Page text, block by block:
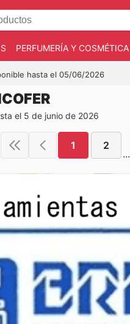
PERFUMERÍA Y COSMÉTICA
hasta el 05/06/2026
el 5 de junio de 2026
1 2
...